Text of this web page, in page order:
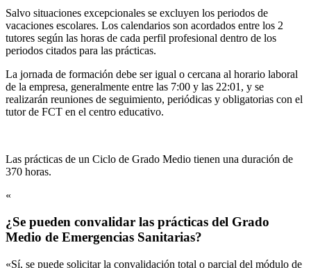
Salvo situaciones excepcionales se excluyen los periodos de
vacaciones escolares. Los calendarios son acordados entre los 2
tutores según las horas de cada perfil profesional dentro de los
periodos citados para las prácticas.
La jornada de formación debe ser igual o cercana al horario laboral
de la empresa, generalmente entre las 7:00 y las 22:01, y se
realizarán reuniones de seguimiento, periódicas y obligatorias con el
tutor de FCT en el centro educativo.
Las prácticas de un Ciclo de Grado Medio tienen una duración de
370 horas.
«
¿Se pueden convalidar las prácticas del Grado
Medio de Emergencias Sanitarias?
«Sí, se puede solicitar la convalidación total o parcial del módulo de